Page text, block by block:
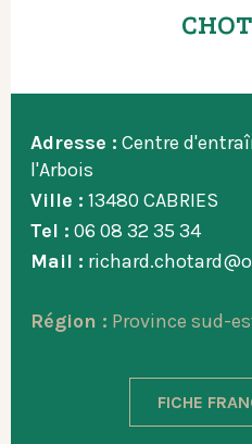
Adresse : Centre
l'Arbois
Ville : 13480 CABRIES
Tel : 06 08 32 35 34
Mail :
Région : Province sud-
FICHE